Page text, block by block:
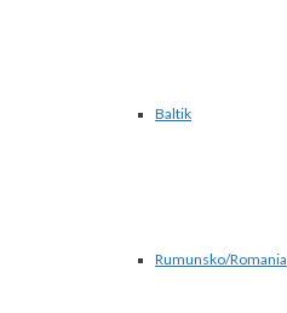
Baltik
Rumunsko/Romania